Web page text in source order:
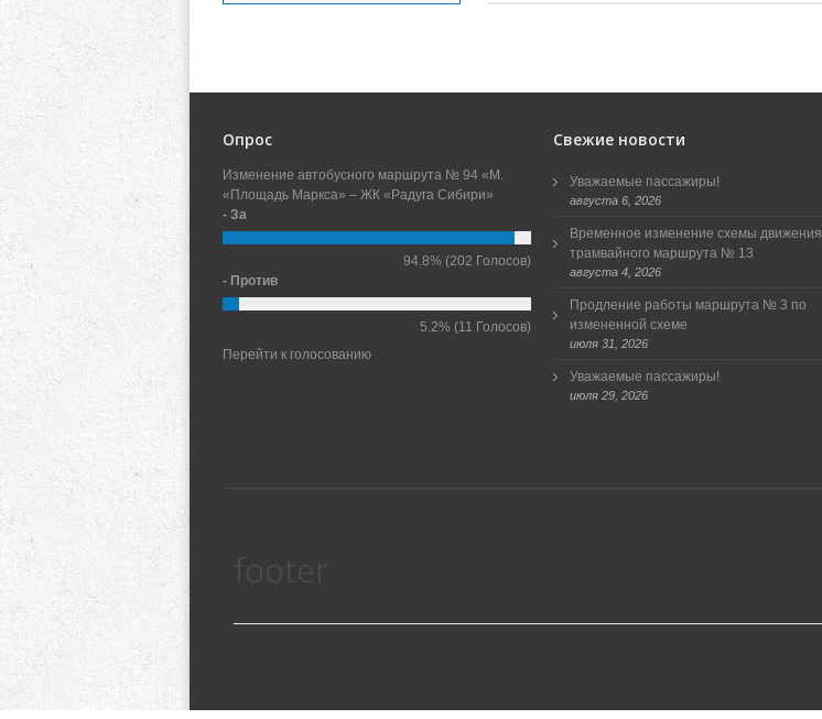
Опрос
Изменение автобусного маршрута № 94 «М.
«Площадь Маркса» – ЖК «Радуга Сибири»
- За
94.8% (202 Голосов)
- Против
5.2% (11 Голосов)
Перейти к голосованию
Свежие новости
Уважаемые пассажиры!
августа 6, 2026
Временное изменение схемы движения
трамвайного маршрута № 13
августа 4, 2026
Продление работы маршрута № 3 по
измененной схеме
июля 31, 2026
Уважаемые пассажиры!
июля 29, 2026
footer